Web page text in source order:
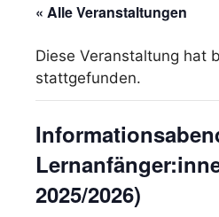
« Alle Veranstaltungen
Diese Veranstaltung hat
stattgefunden.
2025/2026)